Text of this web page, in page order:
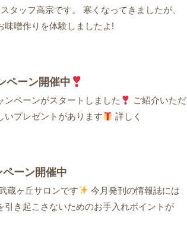
タッフ高宗です。 寒くなってきましたが、
味噌作りを体験しましたよ!
ペーン開催中
ペーンがスタートしました
ご紹介いただ
いプレゼントがあります
詳しく
ーン開催中
蔵ヶ丘サロンです
今月発刊の情報誌には
引き起こさないためのお手入れポイントが